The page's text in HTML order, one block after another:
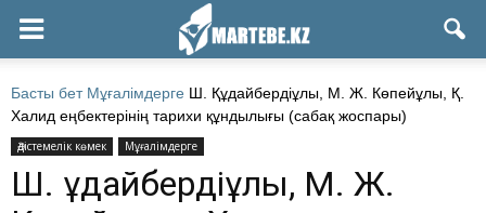
Басты бет Мұғалімдерге Ш. Құдайбердіұлы, М. Ж. Көпейұлы, Қ.
Халид еңбектерінің тарихи құндылығы (сабақ жоспары)
Әдістемелік көмек Мұғалімдерге
Ш. Құдайбердіұлы, М. Ж.